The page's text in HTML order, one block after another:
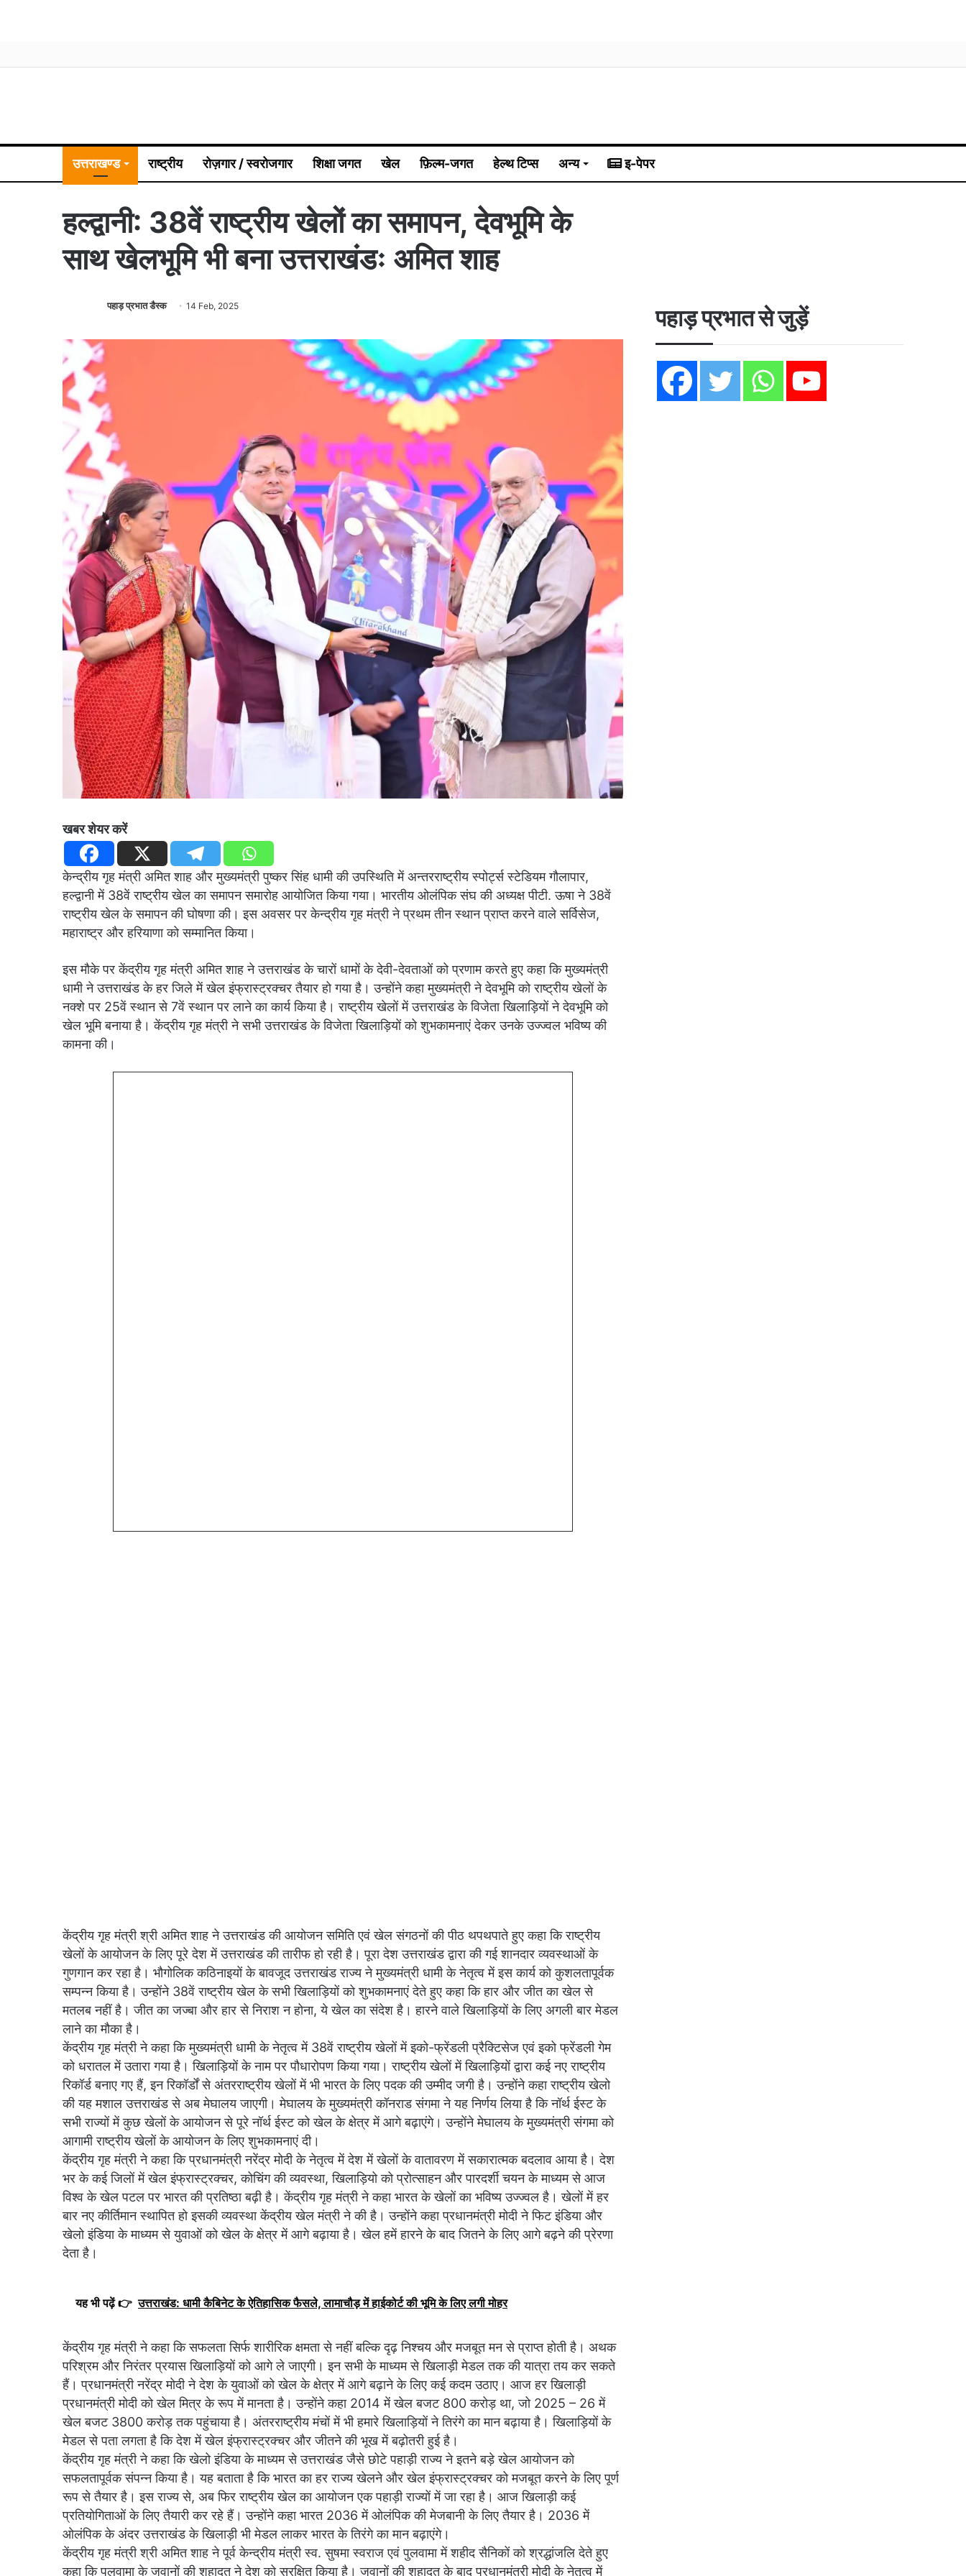
उत्तराखण्ड राष्ट्रीय रोज़गार / स्वरोजगार शिक्षा जगत खेल फ़िल्म-जगत हेल्थ टिप्स अन्य इ-पेपर
हल्द्वानी: 38वें राष्ट्रीय खेलों का समापन, देवभूमि के
साथ खेलभूमि भी बना उत्तराखंडः अमित शाह
पहाड़ प्रभात डैस्क 14 Feb, 2025
खबर शेयर करें
केन्द्रीय गृह मंत्री अमित शाह और मुख्यमंत्री पुष्कर सिंह धामी की उपस्थिति में अन्तरराष्ट्रीय स्पोर्ट्स स्टेडियम गौलापार,
हल्द्वानी में 38वें राष्ट्रीय खेल का समापन समारोह आयोजित किया गया। भारतीय ओलंपिक संघ की अध्यक्ष पीटी. ऊषा ने 38वें
राष्ट्रीय खेल के समापन की घोषणा की। इस अवसर पर केन्द्रीय गृह मंत्री ने प्रथम तीन स्थान प्राप्त करने वाले सर्विसेज,
महाराष्ट्र और हरियाणा को सम्मानित किया।
इस मौके पर केंद्रीय गृह मंत्री अमित शाह ने उत्तराखंड के चारों धामों के देवी-देवताओं को प्रणाम करते हुए कहा कि मुख्यमंत्री
धामी ने उत्तराखंड के हर जिले में खेल इंफ्रास्ट्रक्चर तैयार हो गया है। उन्होंने कहा मुख्यमंत्री ने देवभूमि को राष्ट्रीय खेलों के
नक्शे पर 25वें स्थान से 7वें स्थान पर लाने का कार्य किया है। राष्ट्रीय खेलों में उत्तराखंड के विजेता खिलाड़ियों ने देवभूमि को
खेल भूमि बनाया है। केंद्रीय गृह मंत्री ने सभी उत्तराखंड के विजेता खिलाड़ियों को शुभकामनाएं देकर उनके उज्ज्वल भविष्य की
कामना की।
केंद्रीय गृह मंत्री श्री अमित शाह ने उत्तराखंड की आयोजन समिति एवं खेल संगठनों की पीठ थपथपाते हुए कहा कि राष्ट्रीय
खेलों के आयोजन के लिए पूरे देश में उत्तराखंड की तारीफ हो रही है। पूरा देश उत्तराखंड द्वारा की गई शानदार व्यवस्थाओं के
गुणगान कर रहा है। भौगोलिक कठिनाइयों के बावजूद उत्तराखंड राज्य ने मुख्यमंत्री धामी के नेतृत्व में इस कार्य को कुशलतापूर्वक
सम्पन्न किया है। उन्होंने 38वें राष्ट्रीय खेल के सभी खिलाड़ियों को शुभकामनाएं देते हुए कहा कि हार और जीत का खेल से
मतलब नहीं है। जीत का जज्बा और हार से निराश न होना, ये खेल का संदेश है। हारने वाले खिलाड़ियों के लिए अगली बार मेडल
लाने का मौका है।
केंद्रीय गृह मंत्री ने कहा कि मुख्यमंत्री धामी के नेतृत्व में 38वें राष्ट्रीय खेलों में इको-फ्रेंडली प्रैक्टिसेज एवं इको फ्रेंडली गेम
को धरातल में उतारा गया है। खिलाड़ियों के नाम पर पौधारोपण किया गया। राष्ट्रीय खेलों में खिलाड़ियों द्वारा कई नए राष्ट्रीय
रिकॉर्ड बनाए गए हैं, इन रिकॉर्डों से अंतरराष्ट्रीय खेलों में भी भारत के लिए पदक की उम्मीद जगी है। उन्होंने कहा राष्ट्रीय खेलो
की यह मशाल उत्तराखंड से अब मेघालय जाएगी। मेघालय के मुख्यमंत्री कॉनराड संगमा ने यह निर्णय लिया है कि नॉर्थ ईस्ट के
सभी राज्यों में कुछ खेलों के आयोजन से पूरे नॉर्थ ईस्ट को खेल के क्षेत्र में आगे बढ़ाएंगे। उन्होंने मेघालय के मुख्यमंत्री संगमा को
आगामी राष्ट्रीय खेलों के आयोजन के लिए शुभकामनाएं दी।
केंद्रीय गृह मंत्री ने कहा कि प्रधानमंत्री नरेंद्र मोदी के नेतृत्व में देश में खेलों के वातावरण में सकारात्मक बदलाव आया है। देश
भर के कई जिलों में खेल इंफ्रास्ट्रक्चर, कोचिंग की व्यवस्था, खिलाड़ियो को प्रोत्साहन और पारदर्शी चयन के माध्यम से आज
विश्व के खेल पटल पर भारत की प्रतिष्ठा बढ़ी है। केंद्रीय गृह मंत्री ने कहा भारत के खेलों का भविष्य उज्ज्वल है। खेलों में हर
बार नए कीर्तिमान स्थापित हो इसकी व्यवस्था केंद्रीय खेल मंत्री ने की है। उन्होंने कहा प्रधानमंत्री मोदी ने फिट इंडिया और
खेलो इंडिया के माध्यम से युवाओं को खेल के क्षेत्र में आगे बढ़ाया है। खेल हमें हारने के बाद जितने के लिए आगे बढ़ने की प्रेरणा
देता है।
यह भी पढ़ें 👉 उत्तराखंड: धामी कैबिनेट के ऐतिहासिक फैसले, लामाचौड़ में हाईकोर्ट की भूमि के लिए लगी मोहर
केंद्रीय गृह मंत्री ने कहा कि सफलता सिर्फ शारीरिक क्षमता से नहीं बल्कि दृढ़ निश्चय और मजबूत मन से प्राप्त होती है। अथक
परिश्रम और निरंतर प्रयास खिलाड़ियों को आगे ले जाएगी। इन सभी के माध्यम से खिलाड़ी मेडल तक की यात्रा तय कर सकते
हैं। प्रधानमंत्री नरेंद्र मोदी ने देश के युवाओं को खेल के क्षेत्र में आगे बढ़ाने के लिए कई कदम उठाए। आज हर खिलाड़ी
प्रधानमंत्री मोदी को खेल मित्र के रूप में मानता है। उन्होंने कहा 2014 में खेल बजट 800 करोड़ था, जो 2025 – 26 में
खेल बजट 3800 करोड़ तक पहुंचाया है। अंतरराष्ट्रीय मंचों में भी हमारे खिलाड़ियों ने तिरंगे का मान बढ़ाया है। खिलाड़ियों के
मेडल से पता लगता है कि देश में खेल इंफ्रास्ट्रक्चर और जीतने की भूख में बढ़ोतरी हुई है।
केंद्रीय गृह मंत्री ने कहा कि खेलो इंडिया के माध्यम से उत्तराखंड जैसे छोटे पहाड़ी राज्य ने इतने बड़े खेल आयोजन को
सफलतापूर्वक संपन्न किया है। यह बताता है कि भारत का हर राज्य खेलने और खेल इंफ्रास्ट्रक्चर को मजबूत करने के लिए पूर्ण
रूप से तैयार है। इस राज्य से, अब फिर राष्ट्रीय खेल का आयोजन एक पहाड़ी राज्यों में जा रहा है। आज खिलाड़ी कई
प्रतियोगिताओं के लिए तैयारी कर रहे हैं। उन्होंने कहा भारत 2036 में ओलंपिक की मेजबानी के लिए तैयार है। 2036 में
ओलंपिक के अंदर उत्तराखंड के खिलाड़ी भी मेडल लाकर भारत के तिरंगे का मान बढ़ाएंगे।
केंद्रीय गृह मंत्री श्री अमित शाह ने पूर्व केन्द्रीय मंत्री स्व. सुषमा स्वराज एवं पुलवामा में शहीद सैनिकों को श्रद्धांजलि देते हुए
कहा कि पुलवामा के जवानों की शहादत ने देश को सुरक्षित किया है। जवानों की शहादत के बाद प्रधानमंत्री मोदी के नेतृत्व में
पहाड़ प्रभात से जुड़ें